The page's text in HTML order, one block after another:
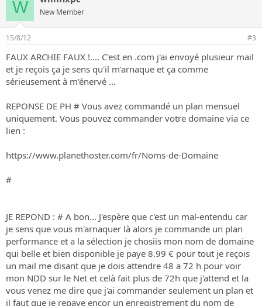
W New Member
15/8/12 #3
FAUX ARCHIE FAUX !.... C'est en .com j'ai envoyé plusieur mail
et je reçois ça je sens qu'il m'arnaque et ça comme
sérieusement à m'énervé ...
REPONSE DE PH # Vous avez commandé un plan mensuel
uniquement. Vous pouvez commander votre domaine via ce
lien :
https://www.planethoster.com/fr/Noms-de-Domaine
#
JE REPOND : # A bon... J'espère que c'est un mal-entendu car
je sens que vous m'arnaquer là alors je commande un plan
performance et a la sélection je chosiis mon nom de domaine
qui belle et bien disponible je paye 8.99 € pour tout je reçois
un mail me disant que je dois attendre 48 a 72 h pour voir
mon NDD sur le Net et celà fait plus de 72h que j'attend et la
vous venez me dire que j'ai commander seulement un plan et
il faut que je repaye encor un enregistrement du nom de